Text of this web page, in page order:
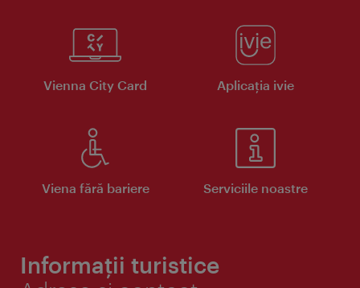
Vienna City Card Aplicaţia ivie
Viena fără bariere Serviciile noastre
Informații turistice